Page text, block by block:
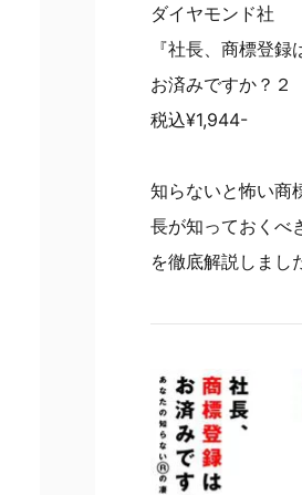
ダイヤモンド社
『社長、商標登録
お済みですか？２
税込¥1,944-
知らないと怖い商
長が知っておくべ
を徹底解説しまし